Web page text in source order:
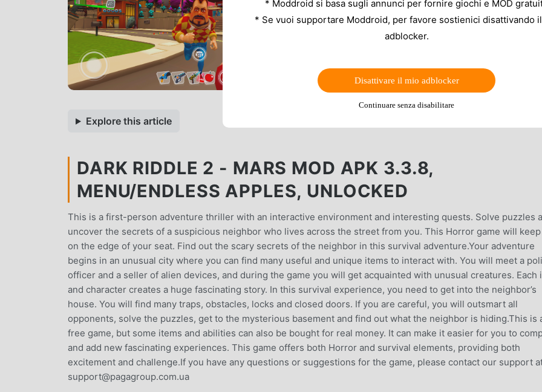
Explore this article
DARK RIDDLE 2 - MARS MOD APK 3.3.8,
MENU/ENDLESS APPLES, UNLOCKED
This is a first-person adventure thriller with an interactive environment and interesting quests. Solve puzzles
uncover the secrets of a suspicious neighbor who lives across the street from you. This Horror game will
on the edge of your seat. Find out the scary secrets of the neighbor in this survival adventure.Your adventure
begins in an unusual city where you can find many useful and unique items to interact with. You will meet a
officer and a seller of alien devices, and during the game you will get acquainted with unusual creatures. Each
and character creates a huge fascinating story. In this survival experience, you need to get into the neighbor’s
house. You will find many traps, obstacles, locks and closed doors. If you are careful, you will outsmart all
opponents, solve the puzzles, get to the mysterious basement and find out what the neighbor is hiding.This is
free game, but some items and abilities can also be bought for real money. It can make it easier for you to
and add new fascinating experiences. This game offers both Horror and survival elements, providing both
excitement and challenge.If you have any questions or suggestions for the game, please contact our support
support@pagagroup.com.ua
* Moddroid si basa sugli annunci per fornire giochi e MOD
* Se vuoi supportare Moddroid, per favore sostienici disattivando
adblocker.
Disattivare il mio adblocker
Continuare senza disabilitare